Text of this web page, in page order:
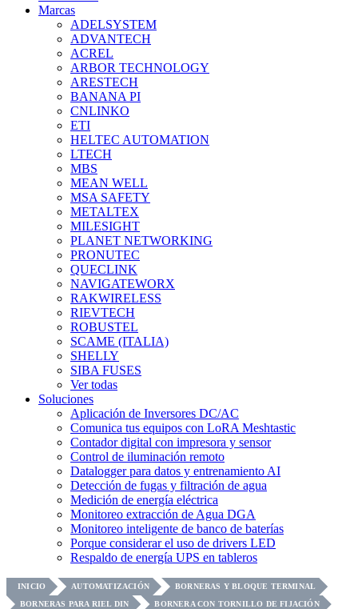
Marcas
ADELSYSTEM
ADVANTECH
ACREL
ARBOR TECHNOLOGY
ARESTECH
BANANA PI
CNLINKO
ETI
HELTEC AUTOMATION
LTECH
MBS
MEAN WELL
MSA SAFETY
METALTEX
MILESIGHT
PLANET NETWORKING
PRONUTEC
QUECLINK
NAVIGATEWORX
RAKWIRELESS
RIEVTECH
ROBUSTEL
SCAME (ITALIA)
SHELLY
SIBA FUSES
Ver todas
Soluciones
Aplicación de Inversores DC/AC
Comunica tus equipos con LoRA Meshtastic
Contador digital con impresora y sensor
Control de iluminación remoto
Datalogger para datos y entrenamiento AI
Detección de fugas y filtración de agua
Medición de energía eléctrica
Monitoreo extracción de Agua DGA
Monitoreo inteligente de banco de baterías
Porque considerar el uso de drivers LED
Respaldo de energía UPS en tableros
INICIO AUTOMATIZACIÓN
BORNERAS Y BLOQUE TERMINAL
BORNERAS PARA RIEL DIN
BORNERA CON TORNILLO DE FIJACIÓN